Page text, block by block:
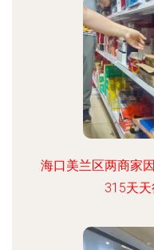
海口美兰区两商家
315天